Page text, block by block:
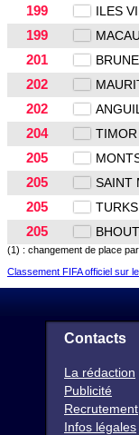
199
ILES
199
MACAU
201
202
202
204
TIMOR
205
205
SAINT
205
205
(1) : changement de place
Classement FIFA officiel sur
Contacts
La rédaction
Publicité
Recrutement
Infos légales